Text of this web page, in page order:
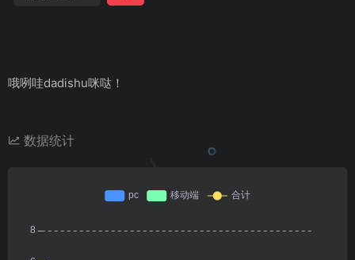
哦咧哇dadishu咪哒！
数据统计